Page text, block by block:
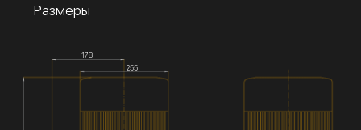
Размеры
178
255